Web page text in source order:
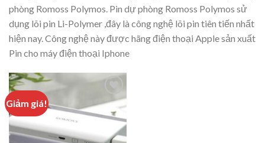
phòng Romoss Polymos. Pin dự phòng Romoss Polymos sử
dụng lõi pin Li-Polymer ,đây là công nghệ lõi pin tiên tiến nhất
hiện nay. Công nghệ này được hãng điện thoại Apple sản xuất
Pin cho máy điện thoại Iphone
Giảm giá!
Add to
wishlist